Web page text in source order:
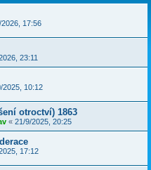
2026, 17:56
23:11
2025, 10:12
otroctví) 1863
« 21/9/2025, 20:25
17:12